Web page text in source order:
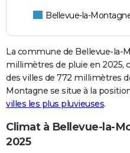
Bellevue-la-
La commune de Bellevue-la-
millimètres de pluie en 2025,
des villes de 772 millimètres
Montagne se situe à la
villes les plus pluvieuses.
Climat à Bellevue-la-
2025